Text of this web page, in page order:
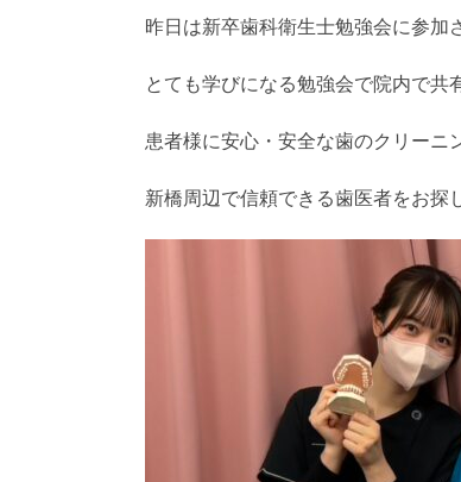
昨日は新卒歯科衛生士勉強会に参加
とても学びになる勉強会で院内で共
患者様に安心・安全な歯のクリー
新橋周辺で信頼できる歯医者をお探